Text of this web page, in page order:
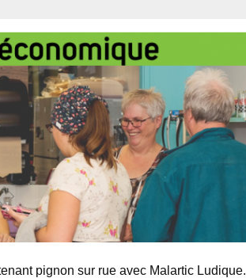
pignon sur rue avec Malartic Ludique.